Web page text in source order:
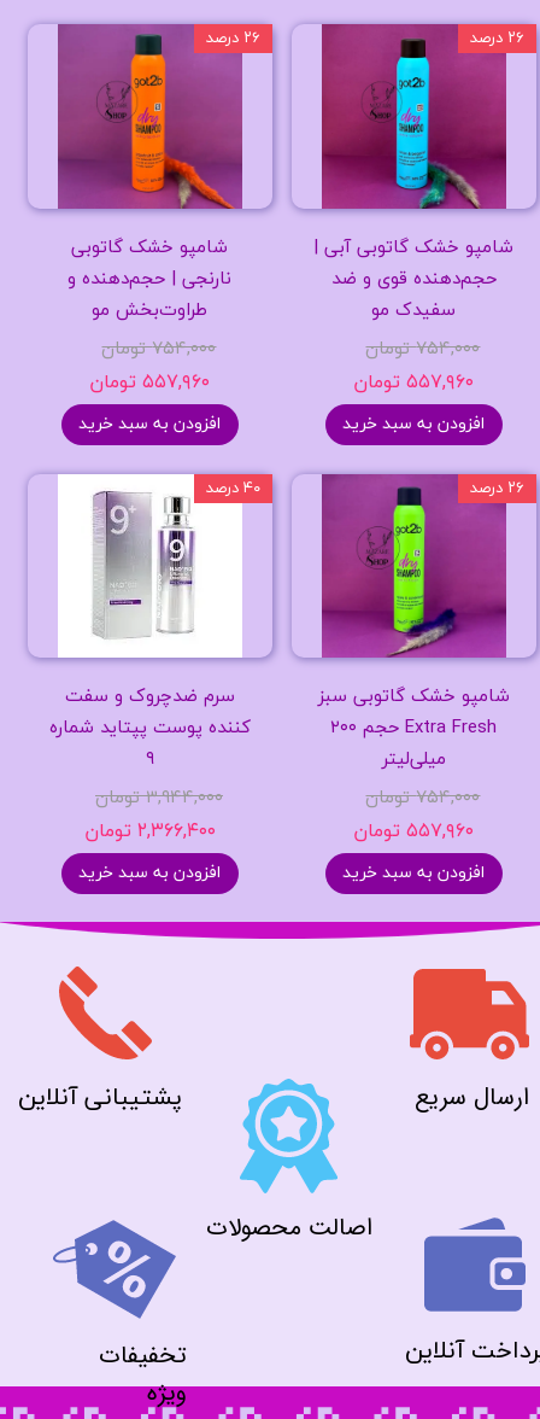
شامپو خشک گاتوبی آبی |
حجم‌دهنده قوی و ضد
سفیدک مو
۷۵۴,۰۰۰ تومان
۵۵۷,۹۶۰ تومان
افزودن به سبد خرید
۲۶ درصد
شامپو خشک گاتوبی
نارنجی | حجم‌دهنده و
طراوت‌بخش مو
۷۵۴,۰۰۰ تومان
۵۵۷,۹۶۰ تومان
افزودن به سبد خرید
۲۶ درصد
شامپو خشک گاتوبی سبز
Extra Fresh حجم ۲۰۰
میلی‌لیتر
۷۵۴,۰۰۰ تومان
۵۵۷,۹۶۰ تومان
افزودن به سبد خرید
۲۶ درصد
سرم ضدچروک و سفت
کننده پوست پپتاید شماره
۹
۳,۹۴۴,۰۰۰ تومان
۲,۳۶۶,۴۰۰ تومان
افزودن به سبد خرید
۴۰ درصد
اصالت محصولات
ارسال سریع پشتیبانی آنلاین
آنلاین
تخفیفات
ویژه